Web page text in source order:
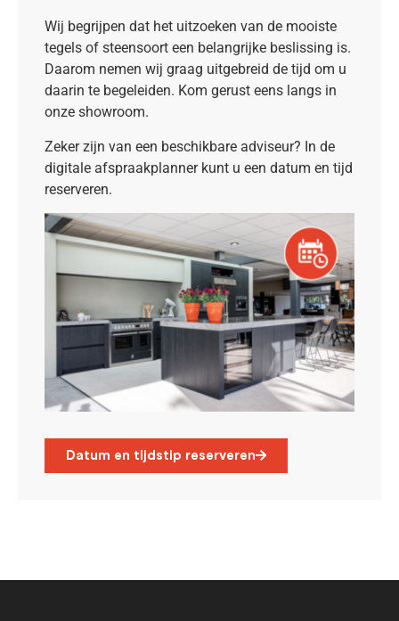
Wij begrijpen dat het uitzoeken van de mooiste
tegels of steensoort een belangrijke beslissing is.
Daarom nemen wij graag uitgebreid de tijd om u
daarin te begeleiden. Kom gerust eens langs in
onze showroom.
Zeker zijn van een beschikbare adviseur? In de
digitale afspraakplanner kunt u een datum en tijd
reserveren.
Datum en tijdstip reserveren